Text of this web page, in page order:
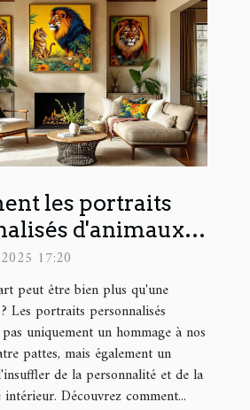
les portraits
d'animaux
votre
intérieur
17:20
peut être bien plus qu'une
Les portraits personnalisés
uniquement un hommage à nos
pattes, mais également un
de la personnalité et de la
Découvrez comment...